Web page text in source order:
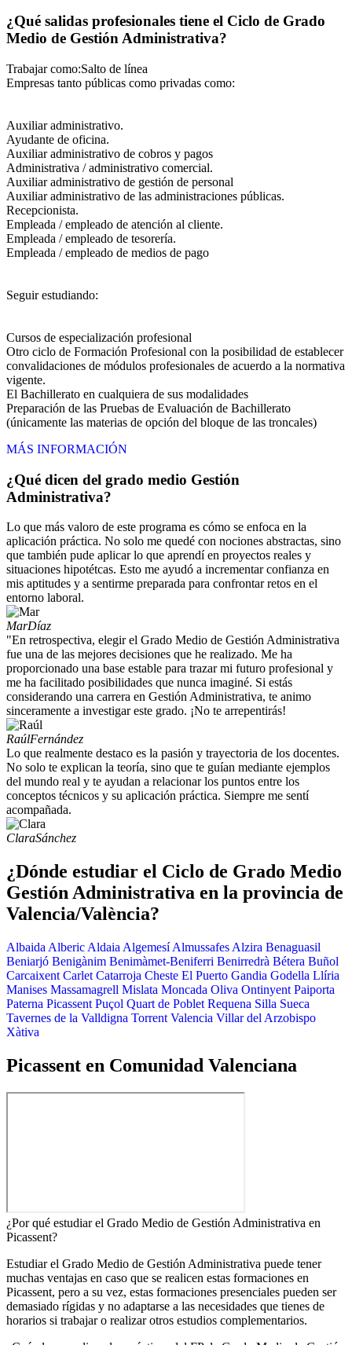
¿Qué salidas profesionales tiene el Ciclo de Grado
Medio de Gestión Administrativa?
Trabajar como:Salto de línea
Empresas tanto públicas como privadas como:
Auxiliar administrativo.
Ayudante de oficina.
Auxiliar administrativo de cobros y pagos
Administrativa / administrativo comercial.
Auxiliar administrativo de gestión de personal
Auxiliar administrativo de las administraciones públicas.
Recepcionista.
Empleada / empleado de atención al cliente.
Empleada / empleado de tesorería.
Empleada / empleado de medios de pago
Seguir estudiando:
Cursos de especialización profesional
Otro ciclo de Formación Profesional con la posibilidad de establecer
convalidaciones de módulos profesionales de acuerdo a la normativa
vigente.
El Bachillerato en cualquiera de sus modalidades
Preparación de las Pruebas de Evaluación de Bachillerato
(únicamente las materias de opción del bloque de las troncales)
MÁS INFORMACIÓN
¿Qué dicen del grado medio Gestión
Administrativa?
Lo que más valoro de este programa es cómo se enfoca en la
aplicación práctica. No solo me quedé con nociones abstractas, sino
que también pude aplicar lo que aprendí en proyectos reales y
situaciones hipotétcas. Esto me ayudó a incrementar confianza en
mis aptitudes y a sentirme preparada para confrontar retos en el
entorno laboral.
MarDíaz
"En retrospectiva, elegir el Grado Medio de Gestión Administrativa
fue una de las mejores decisiones que he realizado. Me ha
proporcionado una base estable para trazar mi futuro profesional y
me ha facilitado posibilidades que nunca imaginé. Si estás
considerando una carrera en Gestión Administrativa, te animo
sinceramente a investigar este grado. ¡No te arrepentirás!
RaúlFernández
Lo que realmente destaco es la pasión y trayectoria de los docentes.
No solo te explican la teoría, sino que te guían mediante ejemplos
del mundo real y te ayudan a relacionar los puntos entre los
conceptos técnicos y su aplicación práctica. Siempre me sentí
acompañada.
ClaraSánchez
¿Dónde estudiar el Ciclo de Grado Medio
Gestión Administrativa en la provincia de
Valencia/València?
Albaida Alberic Aldaia Algemesí Almussafes Alzira Benaguasil
Beniarjó Benigànim Benimàmet-Beniferri Benirredrà Bétera Buñol
Carcaixent Carlet Catarroja Cheste El Puerto Gandia Godella Llíria
Manises Massamagrell Mislata Moncada Oliva Ontinyent Paiporta
Paterna Picassent Puçol Quart de Poblet Requena Silla Sueca
Tavernes de la Valldigna Torrent Valencia Villar del Arzobispo
Xàtiva
Picassent en Comunidad Valenciana
¿Por qué estudiar el Grado Medio de Gestión Administrativa en
Picassent?
Estudiar el Grado Medio de Gestión Administrativa puede tener
muchas ventajas en caso que se realicen estas formaciones en
Picassent, pero a su vez, estas formaciones presenciales pueden ser
demasiado rígidas y no adaptarse a las necesidades que tienes de
horarios si trabajar o realizar otros estudios complementarios.